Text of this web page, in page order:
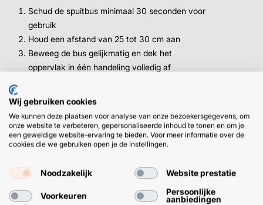
Schud de spuitbus minimaal 30 seconden voor
gebruik
Houd een afstand van 25 tot 30 cm aan
Beweeg de bus gelijkmatig en dek het
oppervlak in één handeling volledig af
papier of een poetsdoek
een zachte doek. Een schuurspons of ruw materiaal
Wij gebruiken cookies
We kunnen deze plaatsen voor analyse van onze bezoekersgegevens, om
onze website te verbeteren, gepersonaliseerde inhoud te tonen en om je
een geweldige website-ervaring te bieden. Voor meer informatie over de
cookies die we gebruiken open je de instellingen.
Noodzakelijk Website prestatie
Voorkeuren
Persoonlijke
aanbiedingen